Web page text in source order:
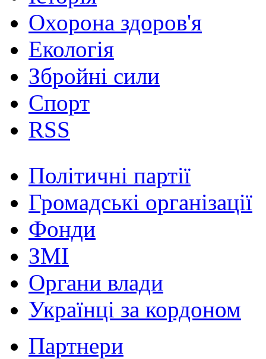
Охорона здоров'я
Екологія
Збройні сили
Спорт
RSS
Політичні партії
Громадські організації
Фонди
ЗМІ
Органи влади
Українці за кордоном
Партнери